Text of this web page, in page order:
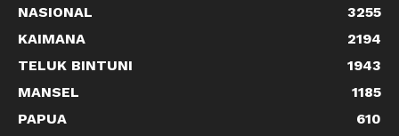
NASIONAL
3255
KAIMANA
2194
TELUK BINTUNI
1943
MANSEL
1185
PAPUA
610